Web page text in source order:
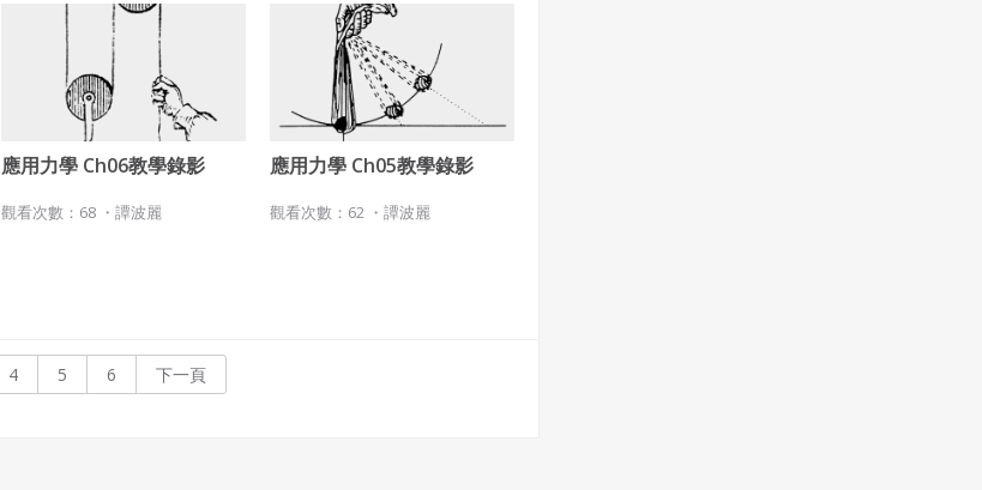
應用力學 Ch06教學錄影
觀看次數：68 ・ 譚波麗
應用力學 Ch05教學錄影
觀看次數：62 ・ 譚波麗
4 5 6 下一頁